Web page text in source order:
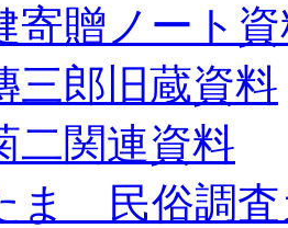
寄贈ノート
三郎旧蔵資料
二関連資料
ま 民俗調査